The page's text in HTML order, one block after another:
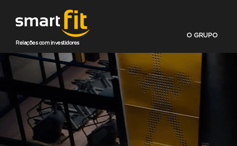
Relações com investidores
O GRUPO